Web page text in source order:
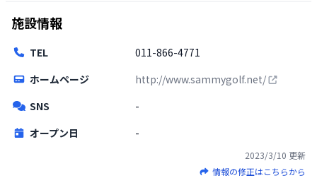
施設情報
TEL
011-866-4771
ホームページ
http://www.sammygolf.net/
SNS
-
オープン日
-
2023/3/10 更新
情報の修正はこちらから